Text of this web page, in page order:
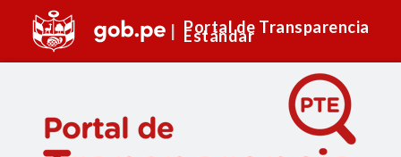
Portal de Transparencia
Estándar